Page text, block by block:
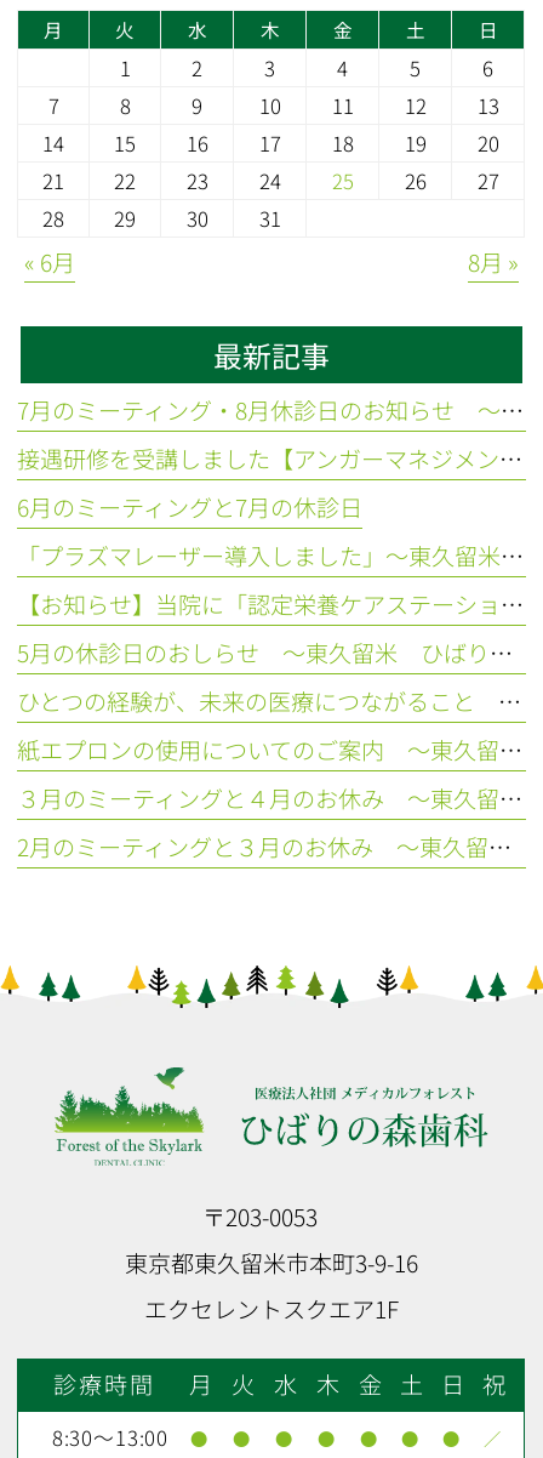
月 火 水 木 金 土 日
1 2 3 4 5
6
7
8 9 10 11 12
13
14
15 16 17 18 19
20
21
22 23 24 25 26
27
28
29 30 31
« 6月 8月 »
最新記事
7月のミーティング・8月休診日のお知らせ ～東久留米 ひばりの森歯科～
接遇研修を受講しました【アンガーマネジメント】
6月のミーティングと7月の休診日
「プラズマレーザー導入しました」～東久留米 ひばりの森歯科～
【お知らせ】当院に「認定栄養ケアステーションひばり相談室」が誕生しました！
5月の休診日のおしらせ ～東久留米 ひばりの森歯科～
ひとつの経験が、未来の医療につながること ～東久留米 ひばりの森歯科～
紙エプロンの使用についてのご案内 ～東久留米 ひばりの森歯科～
３月のミーティングと４月のお休み ～東久留米 ひばりの森歯科～
2月のミーティングと３月のお休み ～東久留米 ひばりの森歯科～
〒203-0053
東京都東久留米市本町3-9-16
エクセレントスクエア1F
診療時間 月 火 水 木 金 土 日 祝
8:30～13:00 ● ● ● ● ● ● ● ／